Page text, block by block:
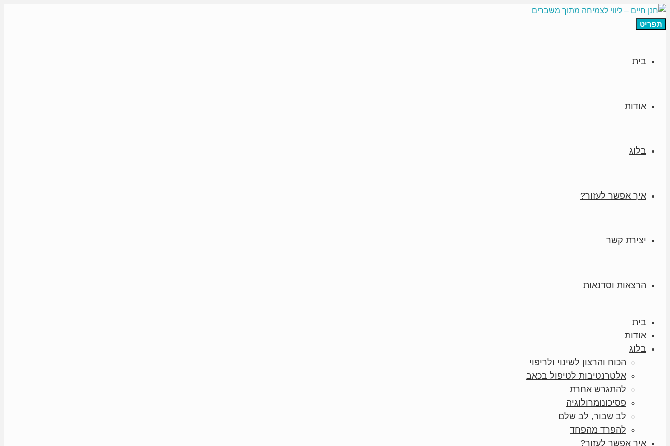
תפריט
בית
אודות
בלוג
איך אפשר לעזור?
יצירת קשר
הרצאות וסדנאות
בית
אודות
בלוג
הכוח והרצון לשינוי ולריפוי
אלטרנטיבות לטיפול בכאב
להתגרש אחרת
פסיכונומרולוגיה
לב שבור, לב שלם
להפרד מהפחד
איך אפשר לעזור?